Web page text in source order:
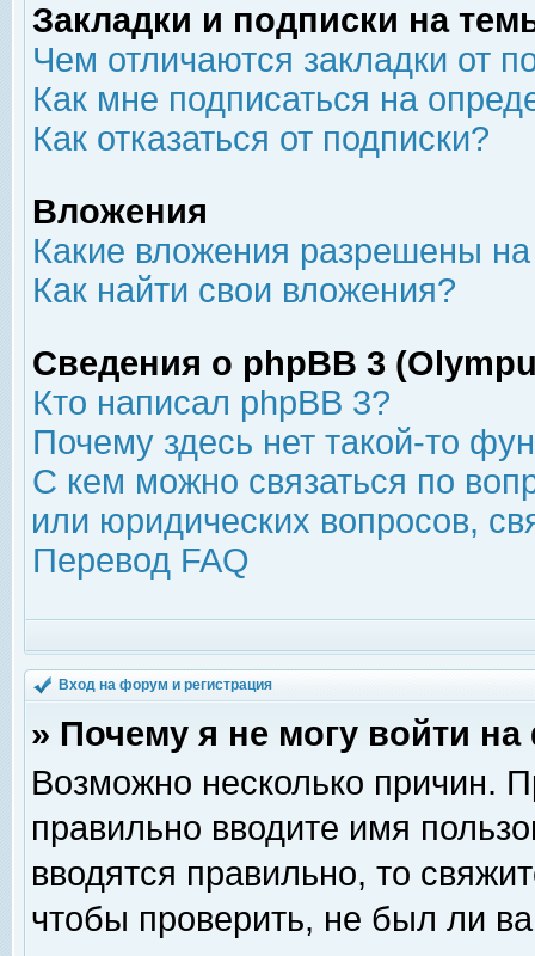
Закладки и подписки на
Чем отличаются закладки от
Как мне подписаться на
Как отказаться от подписки?
Вложения
Какие вложения разрешены
Как найти свои вложения?
Сведения о phpBB 3
Кто написал phpBB 3?
Почему здесь нет такой-то
С кем можно связаться по
или юридических вопросов,
Перевод FAQ
Вход на форум и регистрация
» Почему я не могу войти
Возможно несколько причин.
правильно вводите имя
вводятся правильно, то
чтобы проверить, не был ли